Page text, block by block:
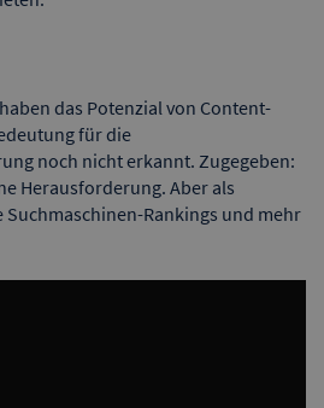
das Potenzial von Content-
für die
noch nicht erkannt. Zugegeben:
Herausforderung. Aber als
Suchmaschinen-Rankings und mehr